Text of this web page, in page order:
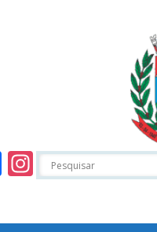
Facebook
Instagram